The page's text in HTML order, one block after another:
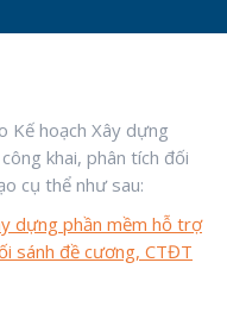
Kế hoạch Xây dựng
khai, phân tích đối
cụ thể như sau:
dựng phần mềm hỗ trợ
sánh đề cương, CTĐT